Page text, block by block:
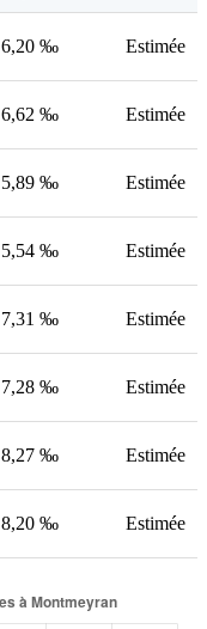
6,20 ‰ Estimée
6,62 ‰ Estimée
5,89 ‰ Estimée
5,54 ‰ Estimée
7,31 ‰ Estimée
7,28 ‰ Estimée
8,27 ‰ Estimée
8,20 ‰ Estimée